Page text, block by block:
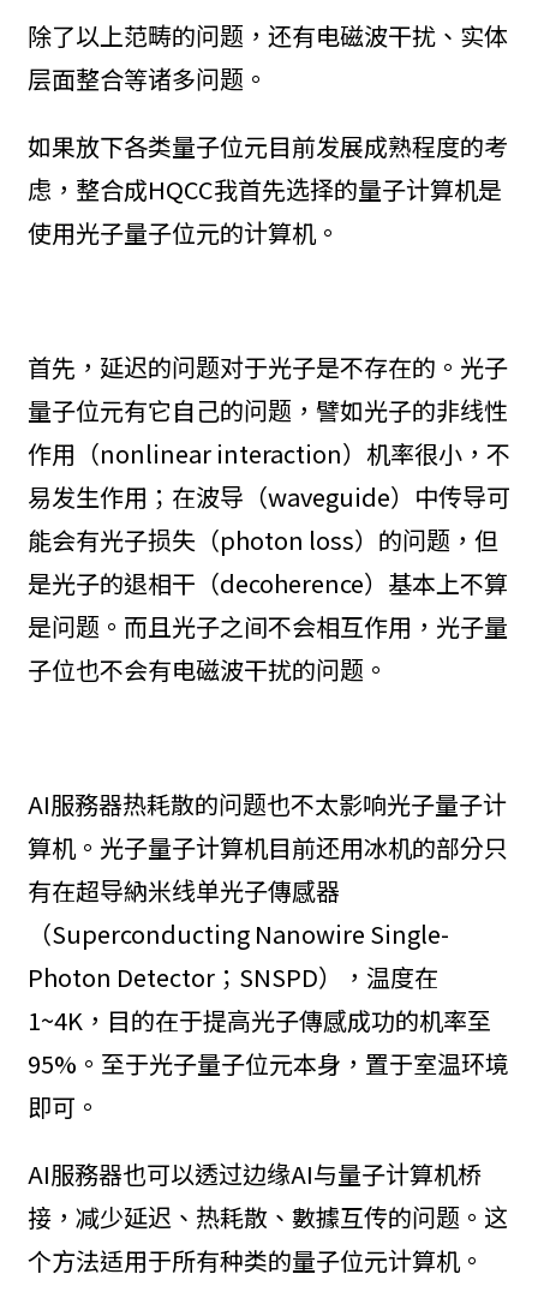
除了以上范畴的问题，还有电磁波干扰、实体
层面整合等诸多问题。
如果放下各类量子位元目前发展成熟程度的考
虑，整合成HQCC我首先选择的量子计算机是
使用光子量子位元的计算机。
首先，延迟的问题对于光子是不存在的。光子
量子位元有它自己的问题，譬如光子的非线性
作用（nonlinear interaction）机率很小，不
易发生作用；在波导（waveguide）中传导可
能会有光子损失（photon loss）的问题，但
是光子的退相干（decoherence）基本上不算
是问题。而且光子之间不会相互作用，光子量
子位也不会有电磁波干扰的问题。
AI服務器热耗散的问题也不太影响光子量子计
算机。光子量子计算机目前还用冰机的部分只
有在超导納米线单光子傳感器
（Superconducting Nanowire Single-
Photon Detector；SNSPD），温度在
1~4K，目的在于提高光子傳感成功的机率至
95%。至于光子量子位元本身，置于室温环境
即可。
AI服務器也可以透过边缘AI与量子计算机桥
接，减少延迟、热耗散、數據互传的问题。这
个方法适用于所有种类的量子位元计算机。